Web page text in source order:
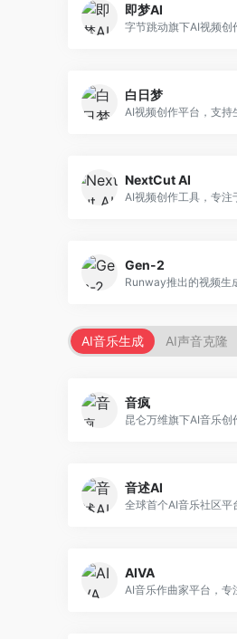
即梦AI
白日梦
NextCut AI
Gen-2
AI音乐生成 AI声音克隆
音疯
音述AI
AIVA